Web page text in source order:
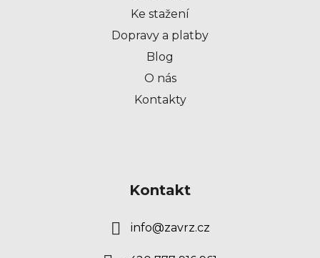
Ke stažení
Dopravy a platby
Blog
O nás
Kontakty
Kontakt
info@zavrz.cz